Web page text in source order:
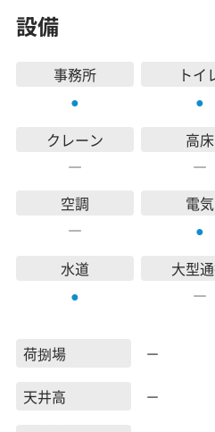
設備
事務所
●
トイ
●
クレーン
―
高床
―
空調
―
電気
●
水道
●
大型
―
荷捌場
－
天井高
－